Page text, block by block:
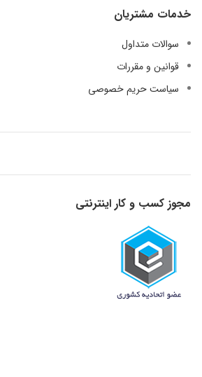
خدمات مشتریان
سوالات متداول
قوانین و مقررات
سیاست حریم خصوصی
مجوز کسب و کار اینترنتی